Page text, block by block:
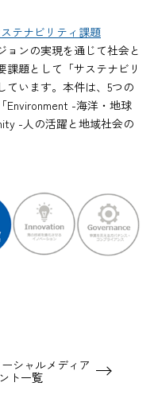
テナビリティ課題
ョンの実現を通じて社会と
題として「サステナビリ
ています。本件は、5つの
Environment -海洋・地球
-人の活躍と地域社会の
シャルメディア
ト一覧